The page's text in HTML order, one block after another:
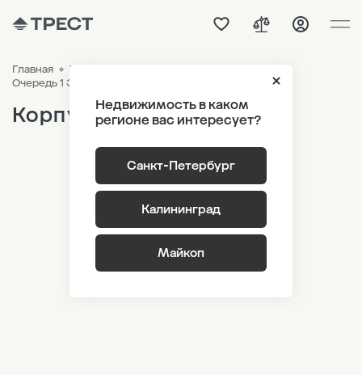
Недвижимость в каком
регионе вас интересует?
Санкт-Петербург
Калининград
Майкоп
Главная ЖК «Речной квартал»
Очередь 1 Этаж 10
Корпус 1